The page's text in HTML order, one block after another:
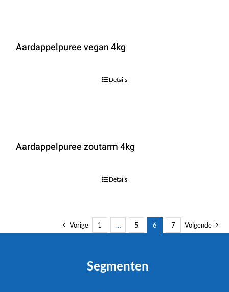
Aardappelpuree vegan 4kg
Details
Aardappelpuree zoutarm 4kg
Details
Vorige 1 … 5 6 7 Volgende
Segmenten